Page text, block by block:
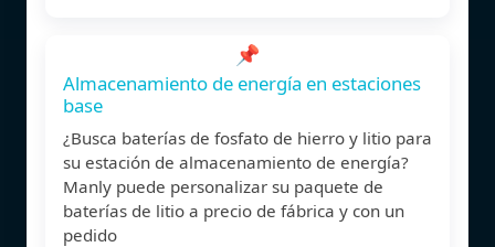
📌
Almacenamiento de energía en estaciones
base
¿Busca baterías de fosfato de hierro y litio para
su estación de almacenamiento de energía?
Manly puede personalizar su paquete de
baterías de litio a precio de fábrica y con un
pedido